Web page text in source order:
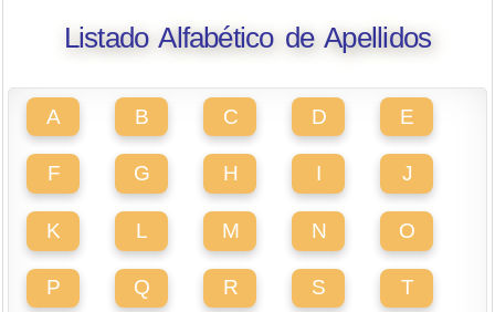
Listado Alfabético de Apellidos
A B C D E
F G H I J
K L M N O
P Q R S T